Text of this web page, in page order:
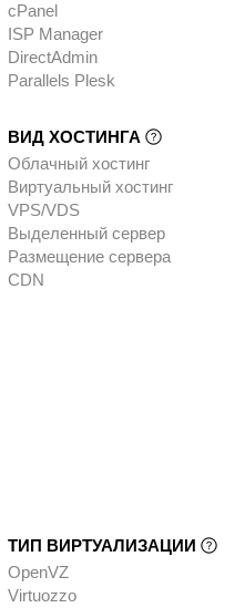
cPanel
ISP Manager
DirectAdmin
Parallels Plesk
ВИД ХОСТИНГА
Облачный хостинг
Виртуальный хостинг
VPS/VDS
Выделенный сервер
Размещение сервера
CDN
ТИП ВИРТУАЛИЗАЦИИ
OpenVZ
Virtuozzo